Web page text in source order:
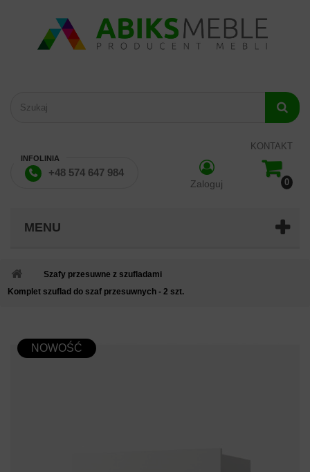
INFOLINIA
+48 574 647 984
Zaloguj 0
KONTAKT
MENU
Szafy przesuwne z szufladami
Komplet szuflad do szaf przesuwnych - 2 szt.
NOWOŚĆ